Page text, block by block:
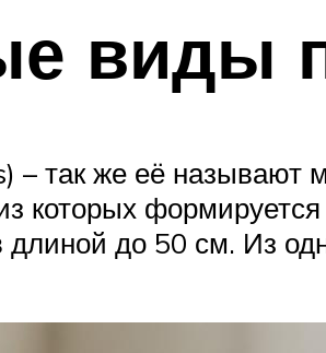
виды
– так же её называют
которых
длиной до 50 см. Из